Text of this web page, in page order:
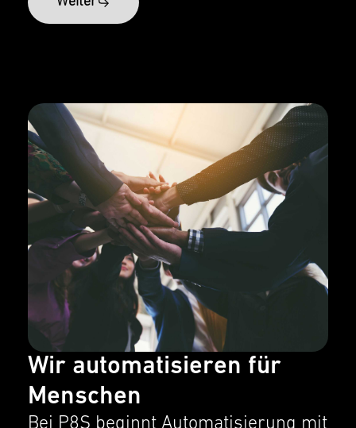
Wir automatisieren für
Menschen
Bei P8S beginnt Automa­tisierung mit